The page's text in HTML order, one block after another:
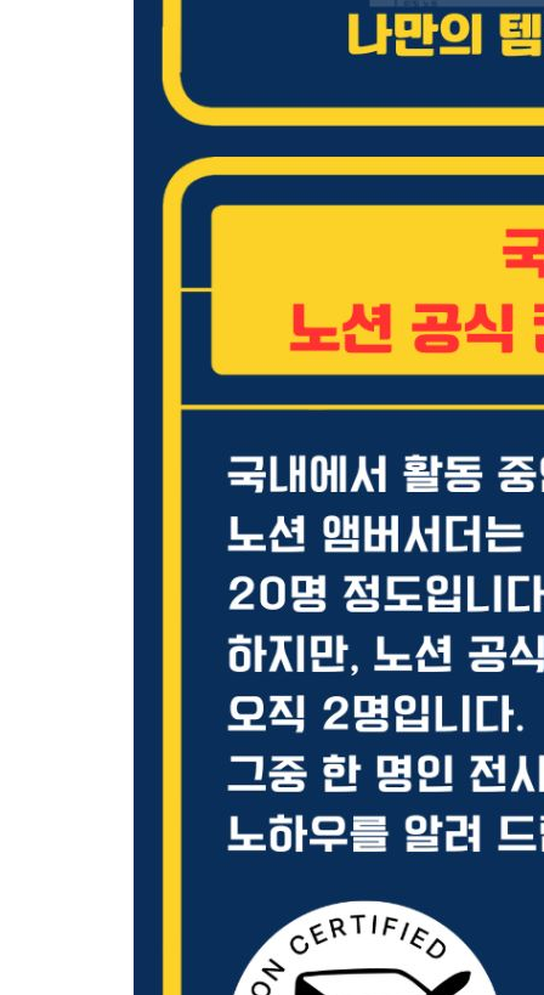
__목록과 관련된 수식 사용하기 315
02 체크하여 달성률을 파악하는 습관 관리 317
__수식을 사용한 습관 관리 데이터베이스 구조화
__링크된 데이터베이스로 메인 페이지 완성하기
__lets 함수의 변수명과 변숫값 작성 과정 331
__lets 함수의 표현식 작성 과정 332
__도서 DB에서 수식 작성하기 343
__카테고리 DB에서 수식 작성하기 348
__링크된 데이터베이스로 메인 페이지 완성하기
05 나만의 디지털 가계부 만들기 352
__원본 데이터베이스 구조화 및 연결하기 353
__월별 통계 수식 작성하기 357
__링크된 데이터베이스로 메인 페이지 완성하기
찾아보기 ㆍ 363
02 Gumroad에서 나만의 템플릿 판매하기
03 템플릿 판매를 위한 마케팅 Tip
04 노션의 최신 기능 소개